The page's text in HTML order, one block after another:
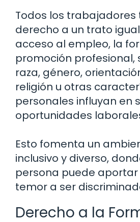
Todos los trabajadores
derecho a un trato
acceso al empleo, la
promoción profesional,
raza, género,
religión u otras
personales influyan en
oportunidades
Esto fomenta un
inclusivo y diverso,
persona puede aportar
temor a ser
Derecho a la